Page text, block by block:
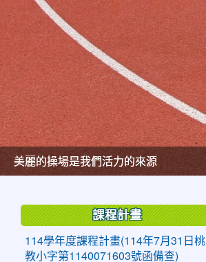
美麗的操場是我們活力的來源
美麗的操場是我們活力的來源
煥然一新的小司令台
煥然一新的小司令台
富含桃園埤塘田園風光意象的中廊
富含桃園埤塘田園風光意象的中廊
嶄新的中庭廣場
嶄新的中庭廣場
水生池生生不息
水生池生生不息
課程計畫
114學年度課程計畫(114年7月31日桃
教小字第1140071603號函備查)